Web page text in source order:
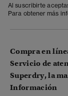
Al suscribirte
Para obtener más
Compra en
Servicio de
Superdry, la
Información